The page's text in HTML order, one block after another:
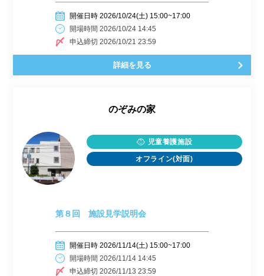
開催日時 2026/10/24(土) 15:00~17:00
開場時間 2026/10/24 14:45
申込締切 2026/10/21 23:59
詳細を見る
のぞみの家
児童養護施設
オフライン(対面)
第８回 施設見学説明会
開催日時 2026/11/14(土) 15:00~17:00
開場時間 2026/11/14 14:45
申込締切 2026/11/13 23:59